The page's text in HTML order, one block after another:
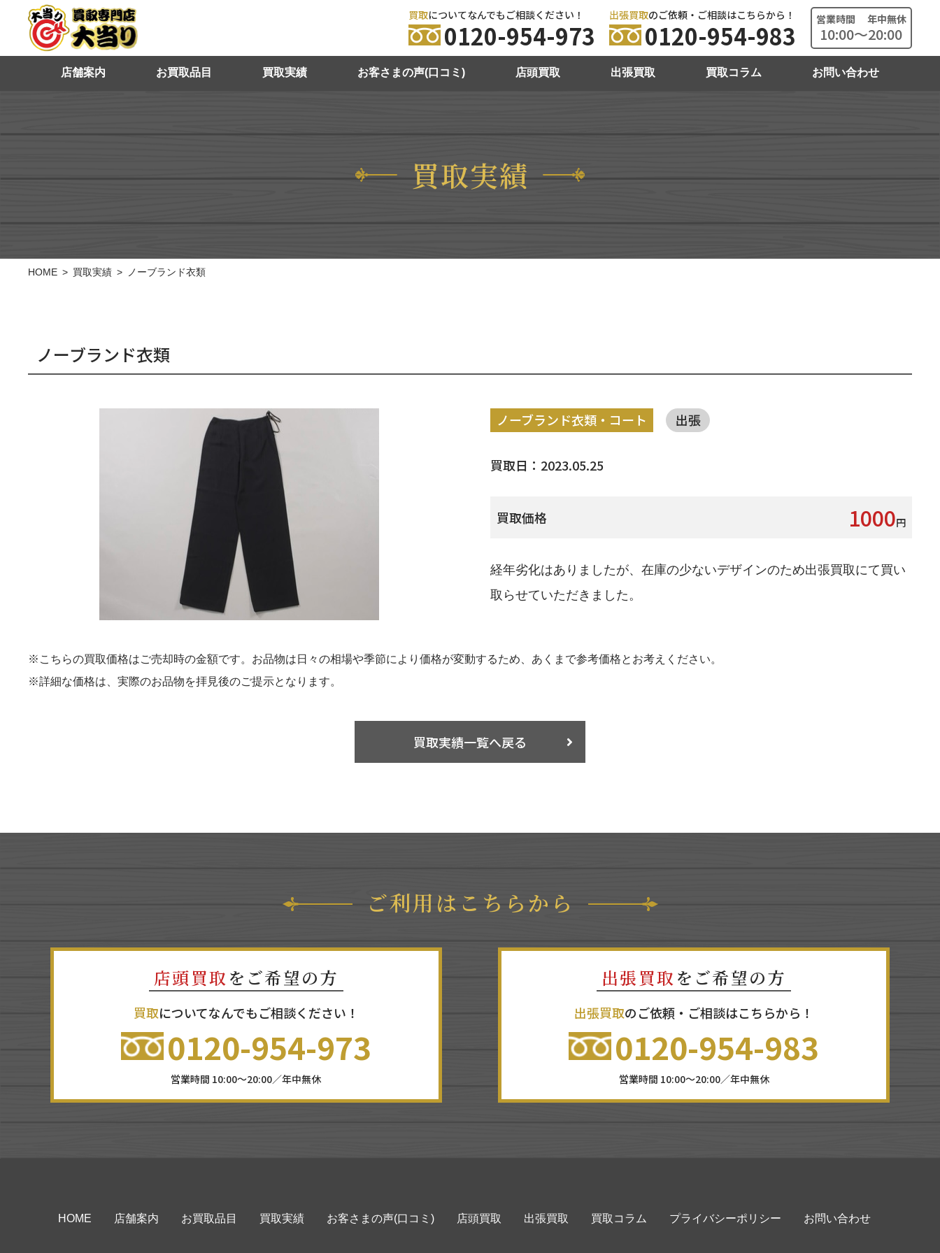
買取についてなんでもご相談ください！
0120-954-973
出張買取のご依頼・ご相談はこちらから！
0120-954-983
営業時間 年中無休
10:00～20:00
店舗案内 お買取品目 買取実績 お客さまの声(口コミ) 店頭買取 出張買取 買取コラム お問い合わせ
買取実績
HOME 買取実績 ノーブランド衣類
ノーブランド衣類
ノーブランド衣類・コート 出張
買取日：2023.05.25
買取価格 1000円
経年劣化はありましたが、在庫の少ないデザインのため出張買取にて買い
取らせていただきました。
※こちらの買取価格はご売却時の金額です。お品物は日々の相場や季節により価格が変動するため、あくまで参考価格とお考えください。
※詳細な価格は、実際のお品物を拝見後のご提示となります。
買取実績一覧へ戻る
ご利用はこちらから
店頭買取をご希望の方
買取についてなんでもご相談ください！
0120-954-973
営業時間 10:00～20:00／年中無休
出張買取をご希望の方
出張買取のご依頼・ご相談はこちらから！
0120-954-983
営業時間 10:00～20:00／年中無休
HOME 店舗案内 お買取品目 買取実績 お客さまの声(口コミ) 店頭買取 出張買取 買取コラム プライバシーポリシー お問い合わせ